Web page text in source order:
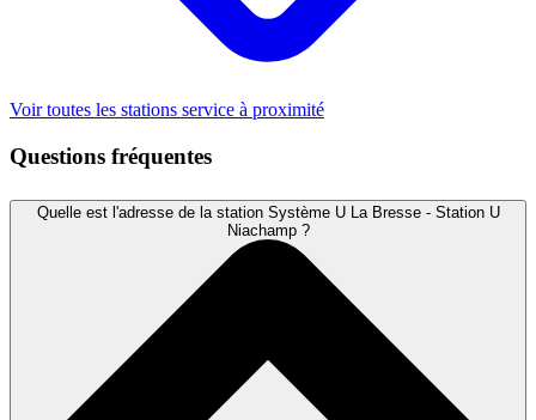
Voir toutes les stations service à proximité
Questions fréquentes
Quelle est l'adresse de la station Système U La Bresse - Station U
Niachamp ?